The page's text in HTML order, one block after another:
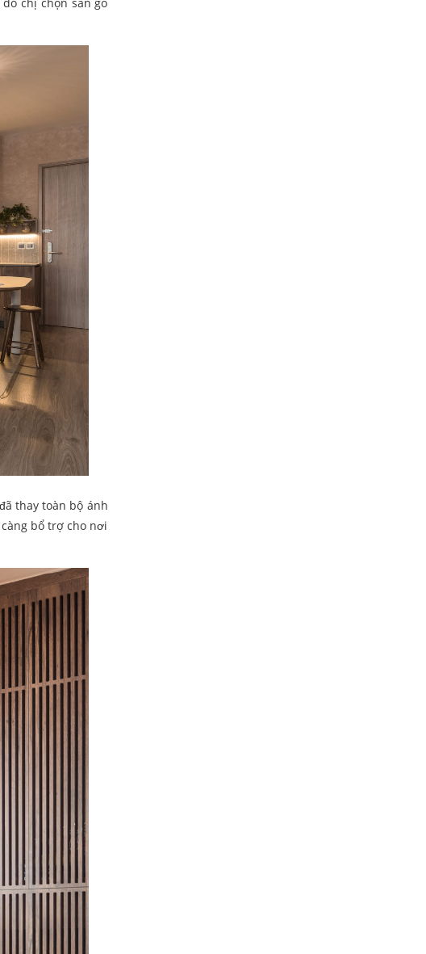
thay toàn bộ ánh
bổ trợ cho nơi